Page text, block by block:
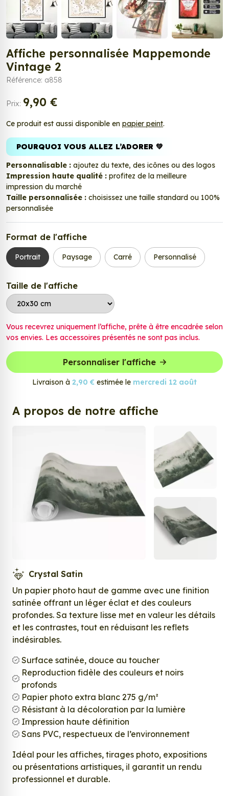
Affiche personnalisée Mappemonde
Vintage 2
Référence: a858
Prix: 9,90 €
Ce produit est aussi disponible en papier peint.
POURQUOI VOUS ALLEZ L’ADORER 💚
Personnalisable : ajoutez du texte, des icônes ou des logos
Impression haute qualité : profitez de la meilleure
impression du marché
Taille personnalisée : choisissez une taille standard ou 100%
personnalisée
Format de l'affiche
Portrait Paysage Carré Personnalisé
Taille de l'affiche
Vous recevrez uniquement l’affiche, prête à être encadrée selon
vos envies. Les accessoires présentés ne sont pas inclus.
Personnaliser l'affiche
Livraison à 2,90 € estimée le mercredi 12 août
A propos de notre affiche
Crystal Satin
Un papier photo haut de gamme avec une finition
satinée offrant un léger éclat et des couleurs
profondes. Sa texture lisse met en valeur les détails
et les contrastes, tout en réduisant les reflets
indésirables.
Surface satinée, douce au toucher
Reproduction fidèle des couleurs et noirs
profonds
Papier photo extra blanc 275 g/m²
Résistant à la décoloration par la lumière
Impression haute définition
Sans PVC, respectueux de l’environnement
Idéal pour les affiches, tirages photo, expositions
ou présentations artistiques, il garantit un rendu
professionnel et durable.